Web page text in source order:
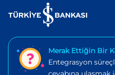
Merak Ettiğin Bir
Entegrasyon